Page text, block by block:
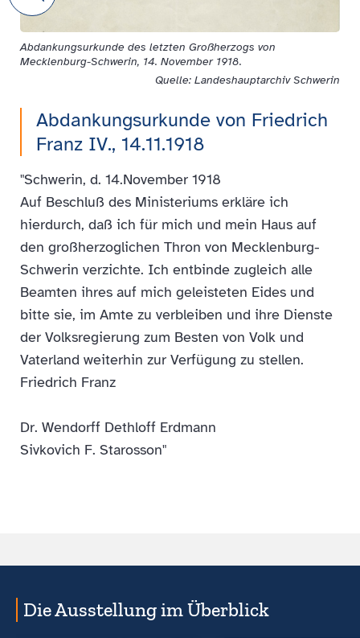
Quelle: Landes­hauptarchiv Schwerin
Abdankungsurkunde des letzten Großherzogs von
Mecklenburg-Schwerin, 14. November 1918.
Abdankungsurkunde von Friedrich
Franz IV., 14.11.1918
"Schwerin, d. 14.November 1918
Auf Beschluß des Ministeriums erkläre ich
hierdurch, daß ich für mich und mein Haus auf
den großherzoglichen Thron von Mecklenburg-
Schwerin verzichte. Ich entbinde zugleich alle
Beamten ihres auf mich geleisteten Eides und
bitte sie, im Amte zu verbleiben und ihre Dienste
der Volksregierung zum Besten von Volk und
Vaterland weiterhin zur Verfügung zu stellen.
Friedrich Franz
Dr. Wendorff Dethloff Erdmann
Sivkovich F. Starosson"
Die Ausstellung im Überblick